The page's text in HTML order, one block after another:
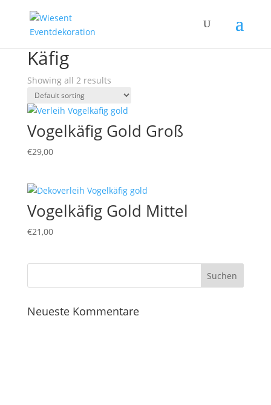
Käfig
Showing all 2 results
Vogelkäfig Gold Groß
€29,00
Vogelkäfig Gold Mittel
€21,00
Neueste Kommentare